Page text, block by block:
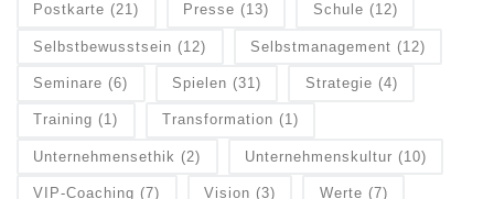
Postkarte (21) Presse (13) Schule (12)
Selbstbewusstsein (12) Selbstmanagement (12)
Seminare (6) Spielen (31) Strategie (4)
Training (1) Transformation (1)
Unternehmensethik (2) Unternehmenskultur (10)
VIP-Coaching (7) Vision (3) Werte (7)